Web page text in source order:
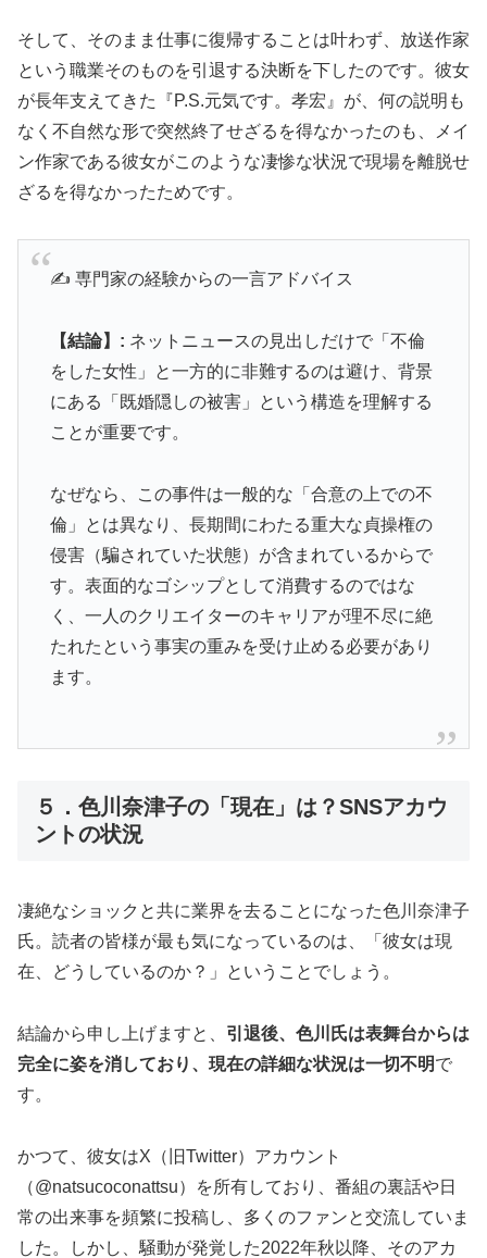
そして、そのまま仕事に復帰することは叶わず、放送作家
という職業そのものを引退する決断を下したのです。彼女
が長年支えてきた『P.S.元気です。孝宏』が、何の説明も
なく不自然な形で突然終了せざるを得なかったのも、メイ
ン作家である彼女がこのような凄惨な状況で現場を離脱せ
ざるを得なかったためです。
✍️ 専門家の経験からの一言アドバイス
【結論】: ネットニュースの見出しだけで「不倫
をした女性」と一方的に非難するのは避け、背景
にある「既婚隠しの被害」という構造を理解する
ことが重要です。
なぜなら、この事件は一般的な「合意の上での不
倫」とは異なり、長期間にわたる重大な貞操権の
侵害（騙されていた状態）が含まれているからで
す。表面的なゴシップとして消費するのではな
く、一人のクリエイターのキャリアが理不尽に絶
たれたという事実の重みを受け止める必要があり
ます。
５．色川奈津子の「現在」は？SNSアカウ
ントの状況
凄絶なショックと共に業界を去ることになった色川奈津子
氏。読者の皆様が最も気になっているのは、「彼女は現
在、どうしているのか？」ということでしょう。
結論から申し上げますと、 引退後、色川氏は表舞台からは
完全に姿を消しており、現在の詳細な状況は一切不明で
す。
かつて、彼女はX（旧Twitter）アカウント
（@natsucoconattsu）を所有しており、番組の裏話や日
常の出来事を頻繁に投稿し、多くのファンと交流していま
した。しかし、騒動が発覚した2022年秋以降、そのアカ